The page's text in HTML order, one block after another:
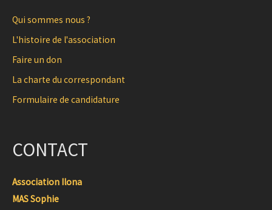
Qui sommes nous ?
L'histoire de l'association
Faire un don
La charte du correspondant
Formulaire de candidature
CONTACT
Association Ilona
MAS Sophie